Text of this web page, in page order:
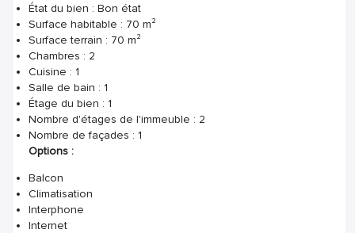
État du bien : Bon état
Surface habitable : 70 m²
Surface terrain : 70 m²
Chambres : 2
Cuisine : 1
Salle de bain : 1
Étage du bien : 1
Nombre d'étages de l'immeuble : 2
Nombre de façades : 1
Options :
Balcon
Climatisation
Interphone
Internet